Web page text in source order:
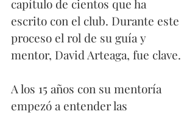
capítulo de cientos que ha
escrito con el club. Durante este
proceso el rol de su guía y
mentor, David Arteaga, fue clave.
A los 15 años con su mentoría
empezó a entender las